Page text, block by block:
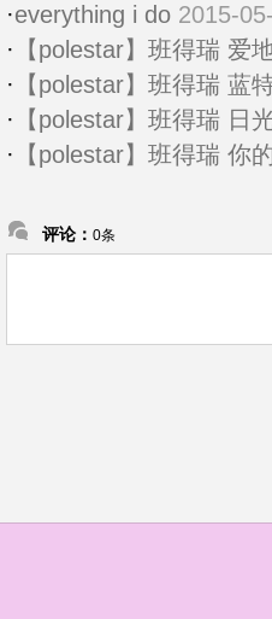
·everything i do 2015-
· 【polestar】班得瑞 爱
· 【polestar】班得瑞 蓝
· 【polestar】班得瑞 日
· 【polestar】班得瑞 你
评论： 0条